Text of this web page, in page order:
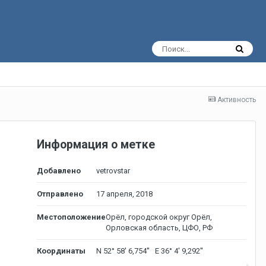
Активность
Информация о метке
Добавлено vetrovstar
Отправлено 17 апреля, 2018
МестоположениеОрёл, городской округ Орёл,
Орловская область, ЦФО, РФ
Координаты N 52° 58' 6,754'' E 36° 4' 9,292''